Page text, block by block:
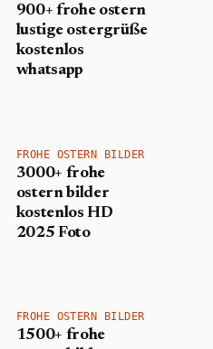
900+ frohe ostern
lustige ostergrüße
kostenlos
whatsapp
FROHE OSTERN BILDER
3000+ frohe
ostern bilder
kostenlos HD
2025 Foto
FROHE OSTERN BILDER
1500+ frohe